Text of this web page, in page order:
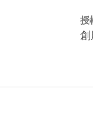
授